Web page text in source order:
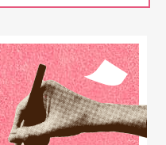
理与渡边尚则分别透
学」，重新定义人与
家如安本亚佐美与野
行「阴性书写」，将